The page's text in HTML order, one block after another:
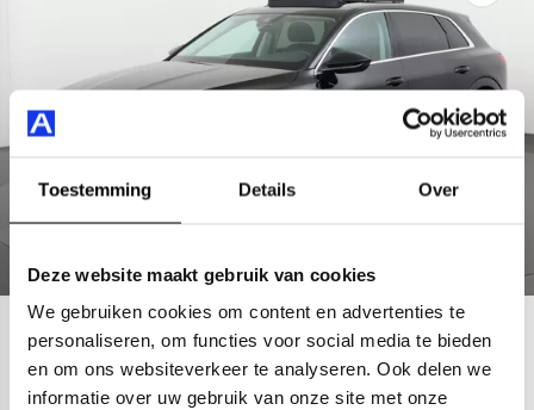
Toestemming Details Over
Deze website maakt gebruik van cookies
We gebruiken cookies om content en advertenties te
personaliseren, om functies voor social media te bieden
en om ons websiteverkeer te analyseren. Ook delen we
informatie over uw gebruik van onze site met onze
Audi e-tron
55 quattro Advanced 95 kWh